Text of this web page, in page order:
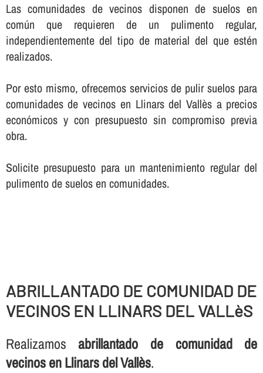
Las comunidades de vecinos disponen de suelos en
común que requieren de un pulimento regular,
independientemente del tipo de material del que estén
realizados.
Por esto mismo, ofrecemos servicios de pulir suelos para
comunidades de vecinos en Llinars del Vallès a precios
económicos y con presupuesto sin compromiso previa
obra.
Solicite presupuesto para un mantenimiento regular del
pulimento de suelos en comunidades.
ABRILLANTADO DE COMUNIDAD DE
VECINOS EN LLINARS DEL VALLèS
Realizamosabrillantado de comunidad de
vecinos en Llinars del Vallès.